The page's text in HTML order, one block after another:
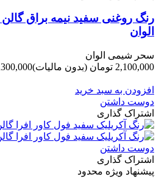
الوان
سحر شیمی الوان
2,100,000 تومان
(بدون مالیات)2,300,000
افزودن به سبد خرید
دوست داشتن
اشتراک گذاری
دوست داشتن
اشتراک گذاری
پیشنهاد ویژه محدود